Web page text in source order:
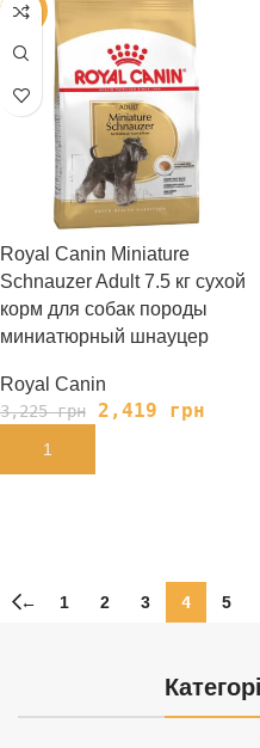
-25%
Royal Canin Miniature
Schnauzer Adult 7.5 кг сухой
корм для собак породы
миниатюрный шнауцер
Royal Canin
3,225грн 2,419 грн
В КОРЗИНУ
← 1 2 3 4 5